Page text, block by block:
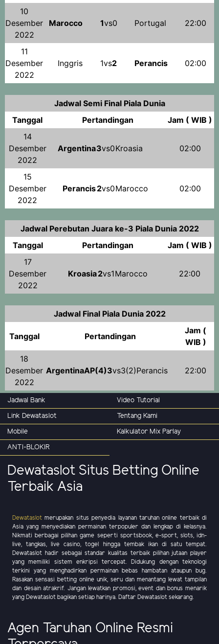
10
Desember
2022
Marocco 1vs0 Portugal 22:00
11
Desember
2022
Inggris 1vs2 Perancis 02:00
Jadwal Semi Final Piala Dunia
Tanggal
Pertandingan
Jam ( WIB )
14
Desember
2022
Argentina3vs0Kroasia 02:00
15
Desember
2022
Perancis2vs0Marocco 02:00
Jadwal Perebutan Juara ke-3 Piala Dunia 2022
Tanggal
Pertandingan
Jam ( WIB )
17
Desember
2022
Kroasia2vs1Marocco 22:00
Jadwal Final Piala Dunia 2022
Tanggal Pertandingan
Jam (
WIB )
18
Desember
2022
ArgentinaAP(4)3vs3(2)Perancis 22:00
Jadwal Bank
Video Tutorial
Link Dewataslot
Tentang Kami
Mobile
Kalkulator Mix Parlay
ANTI-BLOKIR
Dewataslot Situs Betting Online
Terbaik Asia
Dewataslot merupakan situs penyedia layanan taruhan online terbaik di
Asia yang menyediakan permainan terpopuler dan lengkap di kelasnya.
Nikmati berbagai pilihan game seperti sportsbook, e-sport, slots, idn-
live, tangkas, live casino, togel hingga tembak ikan di satu tempat.
Dewataslot hadir sebagai standar kualitas terbaik pilihan jutaan player
yang memiliki sistem enkripsi tercepat. Didukung dengan teknologi
terkini yang menghadirkan permainan bebas hambatan ataupun bug.
Rasakan sensasi betting online unik, seru dan menantang lewat tampilan
dan desain atrakrif. Jangan lewatkan promosi, event dan bonus menarik
yang Dewataslot bagikan setiap harinya. Daftar Dewataslot sekarang.
Agen Taruhan Online Resmi